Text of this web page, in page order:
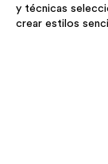
y técnicas
crear estilos